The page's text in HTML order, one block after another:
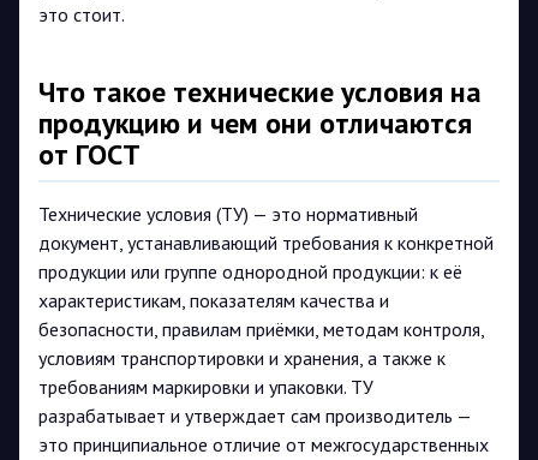
это стоит.
Что такое технические условия на
продукцию и чем они отличаются
от ГОСТ
Технические условия (ТУ) — это нормативный
документ, устанавливающий требования к конкретной
продукции или группе однородной продукции: к её
характеристикам, показателям качества и
безопасности, правилам приёмки, методам контроля,
условиям транспортировки и хранения, а также к
требованиям маркировки и упаковки. ТУ
разрабатывает и утверждает сам производитель —
это принципиальное отличие от межгосударственных